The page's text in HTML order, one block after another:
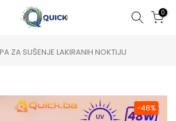
0
ZA SUŠENJE LAKIRANIH NOKTIJU
-46%